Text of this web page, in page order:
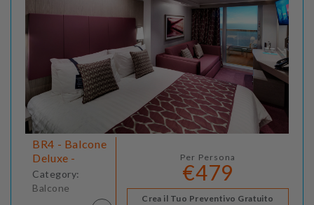
BR4 - Balcone
Deluxe -
Category:
Balcone
Per Persona
€479
Crea il Tuo Preventivo Gratuito